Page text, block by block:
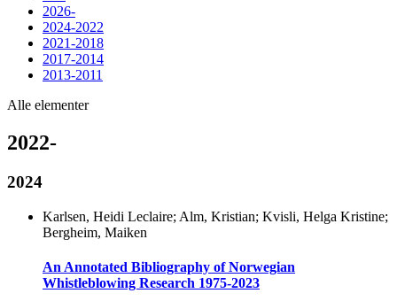
2026-
2024-2022
2021-2018
2017-2014
2013-2011
Alle elementer
2022-
2024
Karlsen, Heidi Leclaire; Alm, Kristian; Kvisli, Helga Kristine;
Bergheim, Maiken
An Annotated Bibliography of Norwegian
Whistleblowing Research 1975-2023